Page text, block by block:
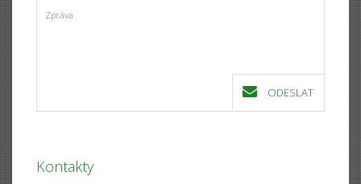
ODESLAT
Kontakty